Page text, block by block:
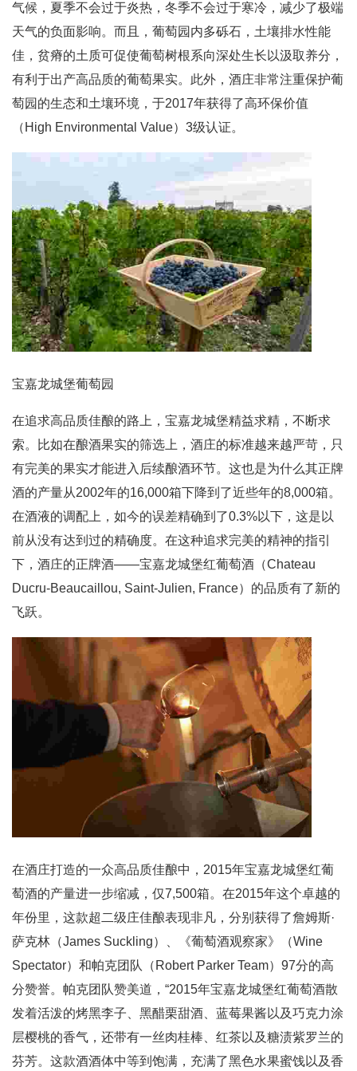
气候，夏季不会过于炎热，冬季不会过于寒冷，减少了极端
天气的负面影响。而且，葡萄园内多砾石，土壤排水性能
佳，贫瘠的土质可促使葡萄树根系向深处生长以汲取养分，
有利于出产高品质的葡萄果实。此外，酒庄非常注重保护葡
萄园的生态和土壤环境，于2017年获得了高环保价值
（High Environmental Value）3级认证。
宝嘉龙城堡葡萄园
在追求高品质佳酿的路上，宝嘉龙城堡精益求精，不断求
索。比如在酿酒果实的筛选上，酒庄的标准越来越严苛，只
有完美的果实才能进入后续酿酒环节。这也是为什么其正牌
酒的产量从2002年的16,000箱下降到了近些年的8,000箱。
在酒液的调配上，如今的误差精确到了0.3%以下，这是以
前从没有达到过的精确度。在这种追求完美的精神的指引
下，酒庄的正牌酒——宝嘉龙城堡红葡萄酒（Chateau
Ducru-Beaucaillou, Saint-Julien, France）的品质有了新的
飞跃。
在酒庄打造的一众高品质佳酿中，2015年宝嘉龙城堡红葡
萄酒的产量进一步缩减，仅7,500箱。在2015年这个卓越的
年份里，这款超二级庄佳酿表现非凡，分别获得了詹姆斯·
萨克林（James Suckling）、《葡萄酒观察家》（Wine
Spectator）和帕克团队（Robert Parker Team）97分的高
分赞誉。帕克团队赞美道，“2015年宝嘉龙城堡红葡萄酒散
发着活泼的烤黑李子、黑醋栗甜酒、蓝莓果酱以及巧克力涂
层樱桃的香气，还带有一丝肉桂棒、红茶以及糖渍紫罗兰的
芬芳。这款酒酒体中等到饱满，充满了黑色水果蜜饯以及香